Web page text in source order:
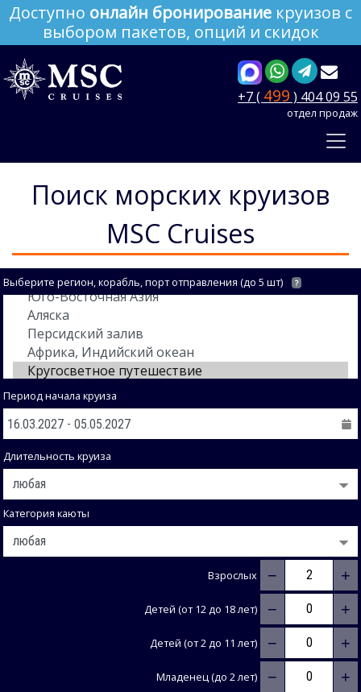
Доступно онлайн бронирование круизов с
выбором пакетов, опций и скидок
+7 ( 499 ) 404 09 55
отдел продаж
Поиск морских круизов
MSC Cruises
Выберите регион, корабль, порт отправления (до 5 шт) ?
Период начала круиза
Длительность круиза
Категория каюты
Взрослых − +
Детей (от 12 до 18 лет) − +
Детей (от 2 до 11 лет) − +
Младенец (до 2 лет) − +